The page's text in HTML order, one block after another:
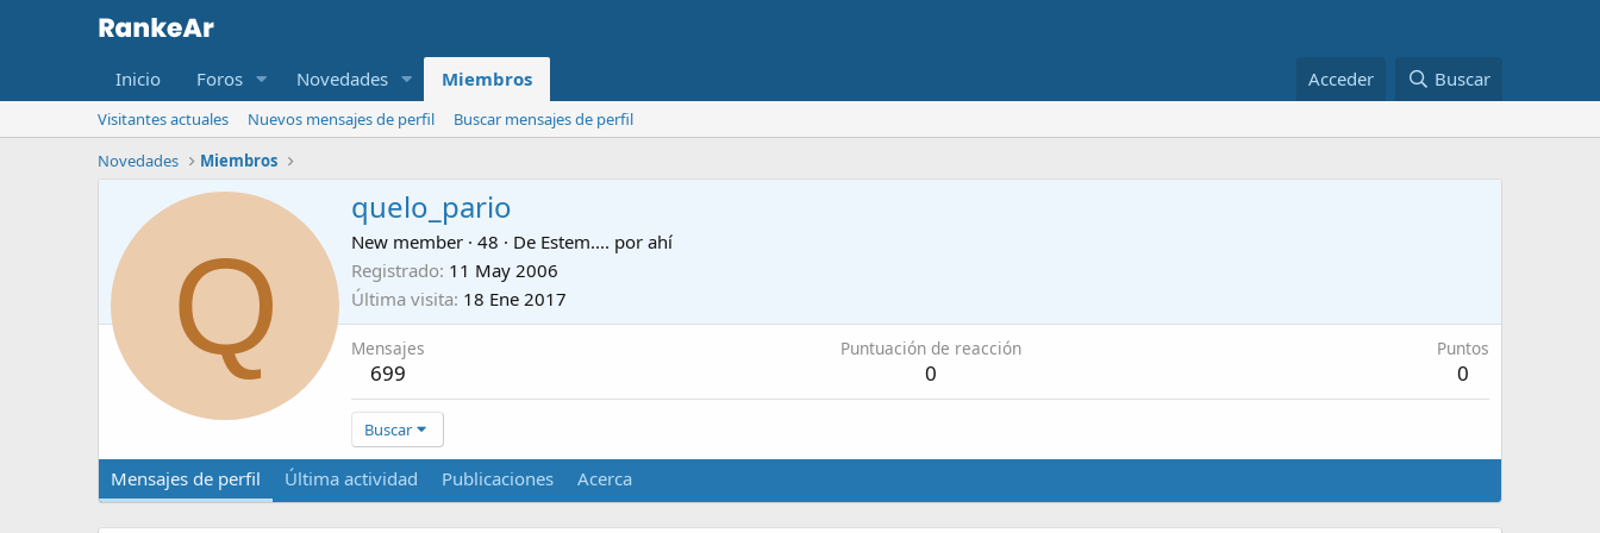
Inicio Foros Novedades Miembros Acceder Buscar
Visitantes actuales Nuevos mensajes de perfil
Buscar mensajes de perfil
Novedades
Miembros
Q
quelo_pario
New member · 48 · De Estem.... por ahí
Registrado 11 May 2006
Última visita 18 Ene 2017
Mensajes
699
Puntuación de reacción
0
Puntos
0
Buscar
Mensajes de perfil Última actividad Publicaciones Acerca